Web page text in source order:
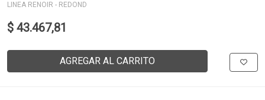
LINEA RENOIR - REDOND
$ 43.467,81
AGREGAR AL CARRITO